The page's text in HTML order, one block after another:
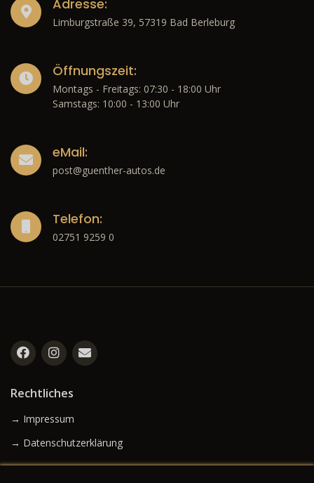
Adresse:
Limburgstraße 39, 57319 Bad Berleburg
Öffnungszeit:
Montags - Freitags: 07:30 - 18:00 Uhr
Samstags: 10:00 - 13:00 Uhr
eMail:
post@guenther-autos.de
Telefon:
02751 9259 0
Rechtliches
→ Impressum
→ Datenschutzerklärung